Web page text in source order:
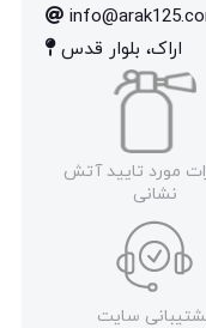
اراک، بلوار قدس
مورد تایید آتش
نشانی
سایت